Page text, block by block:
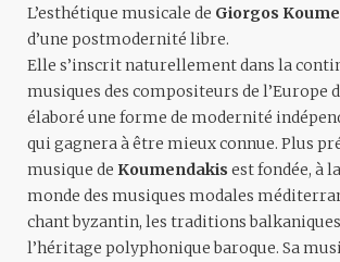
L’esthétique musicale de Giorgos
d’une postmodernité libre.
Elle s’inscrit naturellement dans la
musiques des compositeurs de l’Europe
élaboré une forme de modernité
qui gagnera à être mieux connue. Plus
musique de Koumendakis est fondée, à
monde des musiques modales
chant byzantin, les traditions
l’héritage polyphonique baroque. Sa